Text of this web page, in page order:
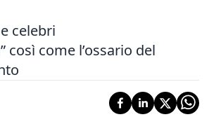
celebri
così come l’ossario del